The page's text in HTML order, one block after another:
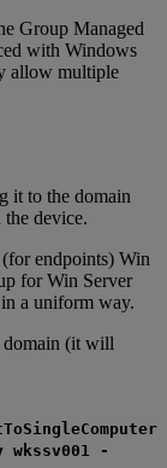
Group Managed
with Windows
allow multiple
it to the domain
device.
endpoints) Win
for Win Server
a uniform way.
domain (it will
wkssv001 -